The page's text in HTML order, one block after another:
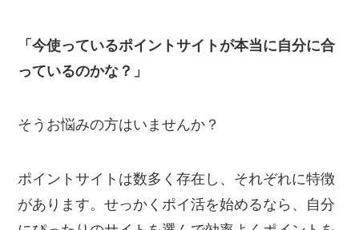
「今使っているポイントサイトが本当に自分に合
っているのかな？」
そうお悩みの方はいませんか？
ポイントサイトは数多く存在し、それぞれに特徴
があります。せっかくポイ活を始めるなら、自分